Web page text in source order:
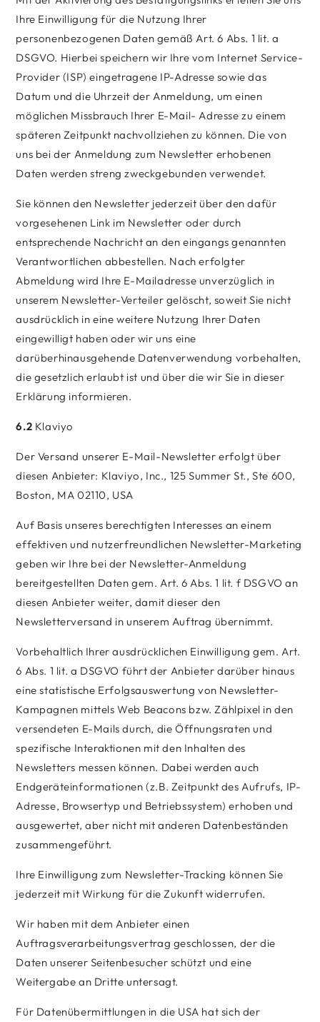
Ihre Einwilligung für die Nutzung Ihrer
personenbezogenen Daten gemäß Art. 6 Abs. 1 lit. a
DSGVO. Hierbei speichern wir Ihre vom Internet Service-
Provider (ISP) eingetragene IP-Adresse sowie das
Datum und die Uhrzeit der Anmeldung, um einen
möglichen Missbrauch Ihrer E-Mail- Adresse zu einem
späteren Zeitpunkt nachvollziehen zu können. Die von
uns bei der Anmeldung zum Newsletter erhobenen
Daten werden streng zweckgebunden verwendet.
Sie können den Newsletter jederzeit über den dafür
vorgesehenen Link im Newsletter oder durch
entsprechende Nachricht an den eingangs genannten
Verantwortlichen abbestellen. Nach erfolgter
Abmeldung wird Ihre E-Mailadresse unverzüglich in
unserem Newsletter-Verteiler gelöscht, soweit Sie nicht
ausdrücklich in eine weitere Nutzung Ihrer Daten
eingewilligt haben oder wir uns eine
darüberhinausgehende Datenverwendung vorbehalten,
die gesetzlich erlaubt ist und über die wir Sie in dieser
Erklärung informieren.
6.2 Klaviyo
Der Versand unserer E-Mail-Newsletter erfolgt über
diesen Anbieter: Klaviyo, Inc., 125 Summer St., Ste 600,
Boston, MA 02110, USA
Auf Basis unseres berechtigten Interesses an einem
effektiven und nutzerfreundlichen Newsletter-Marketing
geben wir Ihre bei der Newsletter-Anmeldung
bereitgestellten Daten gem. Art. 6 Abs. 1 lit. f DSGVO an
diesen Anbieter weiter, damit dieser den
Newsletterversand in unserem Auftrag übernimmt.
Vorbehaltlich Ihrer ausdrücklichen Einwilligung gem. Art.
6 Abs. 1 lit. a DSGVO führt der Anbieter darüber hinaus
eine statistische Erfolgsauswertung von Newsletter-
Kampagnen mittels Web Beacons bzw. Zählpixel in den
versendeten E-Mails durch, die Öffnungsraten und
spezifische Interaktionen mit den Inhalten des
Newsletters messen können. Dabei werden auch
Endgeräteinformationen (z.B. Zeitpunkt des Aufrufs, IP-
Adresse, Browsertyp und Betriebssystem) erhoben und
ausgewertet, aber nicht mit anderen Datenbeständen
zusammengeführt.
Ihre Einwilligung zum Newsletter-Tracking können Sie
jederzeit mit Wirkung für die Zukunft widerrufen.
Wir haben mit dem Anbieter einen
Auftragsverarbeitungsvertrag geschlossen, der die
Daten unserer Seitenbesucher schützt und eine
Weitergabe an Dritte untersagt.
Für Datenübermittlungen in die USA hat sich der